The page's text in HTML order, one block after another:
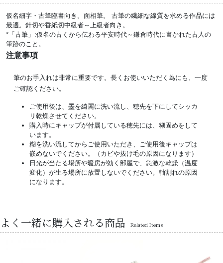
仮名細字・古筆臨書向き。面相筆。 古筆の繊細な線質を求める作品には
最適。針切や香紙切中級者～上級者向き。
*「古筆」:仮名の古くから伝わる平安時代～鎌倉時代に書かれた古人の
筆跡のこと。
注意事項
筆のお手入れは非常に重要です。長くお使いいただく為にも、一度
ご確認ください。
ご使用後は、墨を綺麗に洗い流し、穂先を下にしてシッカ
リ乾燥させてください。
購入時にキャップが付属している穂先には、糊固めをして
います。
糊を洗い流してからご使用いただき、ご使用後キャップは
嵌めないでください。（カビや抜け毛の原因になります）
日光が当たる場所や暖房が効く部屋で、急激な乾燥（温度
変化）が生る場所に放置しないでください。軸割れの原因
になります。
よく一緒に購入される商品 Related Items